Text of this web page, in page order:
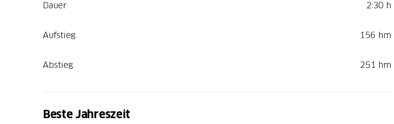
Dauer 2:30 h
Aufstieg 156 hm
Abstieg 251 hm
Beste Jahreszeit